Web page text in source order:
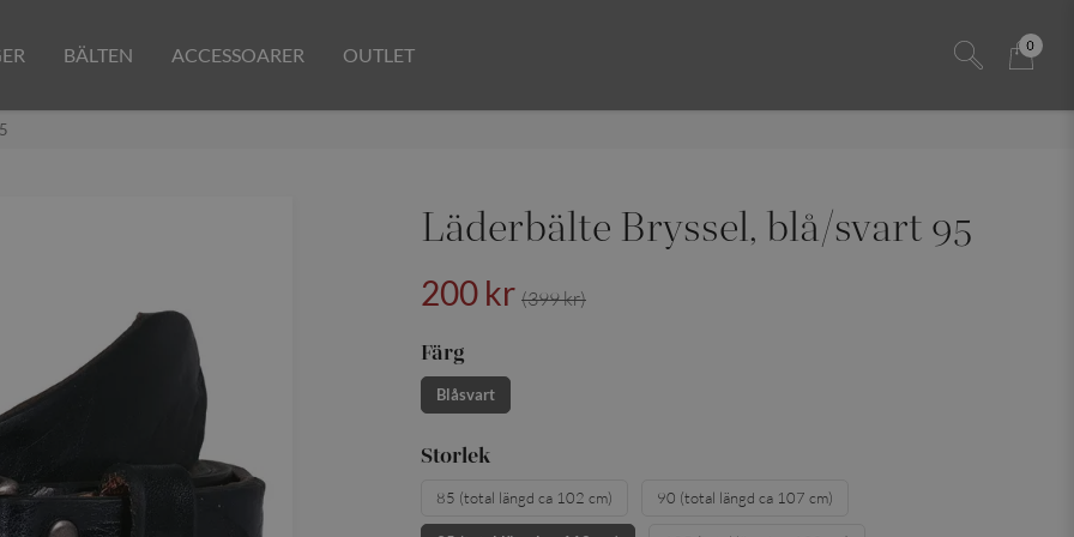
0
BÄLTEN ACCESSOARER OUTLET
Läderbälte Bryssel, blå/svart 95
200 kr (399 kr)
Färg
Blåsvart
Storlek
85 (total längd ca 102 cm) 90 (total längd ca 107 cm)